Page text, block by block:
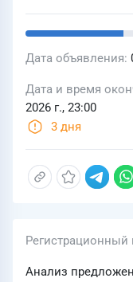
Дата объявления
Дата и время
2026 г., 23:00
3 дня
Регистрационный
Анализ